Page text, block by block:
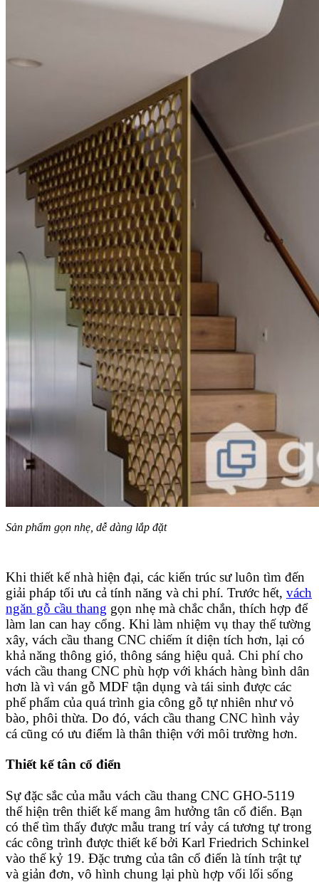
Sản phẩm gọn nhẹ, dễ dàng lắp đặt
Khi thiết kế nhà hiện đại, các kiến trúc sư luôn tìm đến
giải pháp tối ưu cả tính năng và chi phí. Trước hết, vách
ngăn gỗ cầu thang gọn nhẹ mà chắc chắn, thích hợp để
làm lan can hay cổng. Khi làm nhiệm vụ thay thế tường
xây, vách cầu thang CNC chiếm ít diện tích hơn, lại có
khả năng thông gió, thông sáng hiệu quả. Chi phí cho
vách cầu thang CNC phù hợp với khách hàng bình dân
hơn là vì ván gỗ MDF tận dụng và tái sinh được các
phế phẩm của quá trình gia công gỗ tự nhiên như vỏ
bào, phôi thừa. Do đó, vách cầu thang CNC hình vảy
cá cũng có ưu điểm là thân thiện với môi trường hơn.
Thiết kế tân cổ điển
Sự đặc sắc của mẫu vách cầu thang CNC GHO-5119
thể hiện trên thiết kế mang âm hưởng tân cổ điển. Bạn
có thể tìm thấy được mẫu trang trí vảy cá tương tự trong
các công trình được thiết kế bởi Karl Friedrich Schinkel
vào thế kỷ 19. Đặc trưng của tân cổ điển là tính trật tự
và giản đơn, vô hình chung lại phù hợp vối lối sống